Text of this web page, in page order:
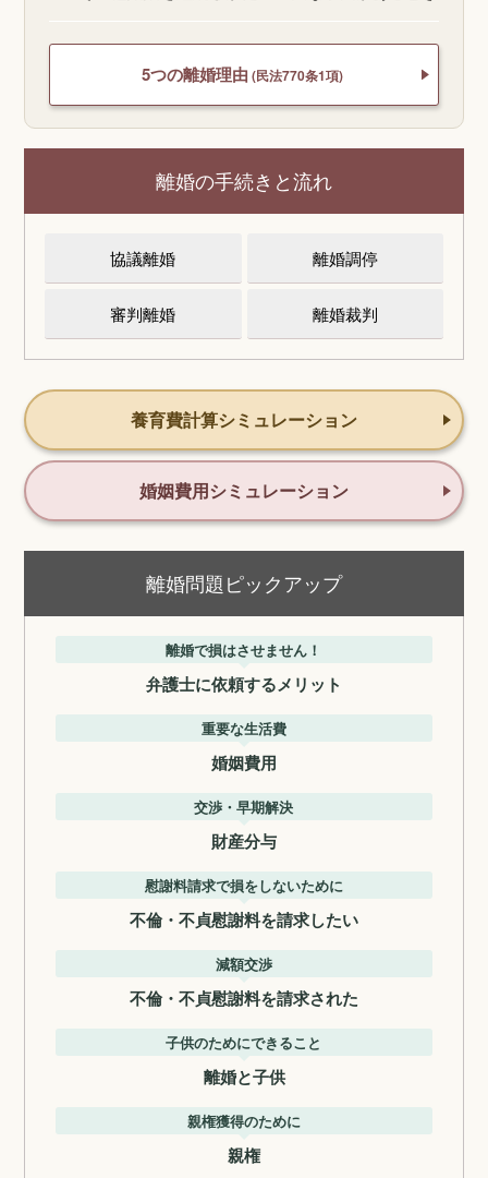
5つの離婚理由 (民法770条1項)
離婚の手続きと流れ
協議離婚 離婚調停
審判離婚 離婚裁判
養育費計算シミュレーション
婚姻費用シミュレーション
離婚問題ピックアップ
離婚で損はさせません！
弁護士に依頼するメリット
重要な生活費
婚姻費用
交渉・早期解決
財産分与
慰謝料請求で損をしないために
不倫・不貞慰謝料を請求したい
減額交渉
不倫・不貞慰謝料を請求された
子供のためにできること
離婚と子供
親権獲得のために
親権